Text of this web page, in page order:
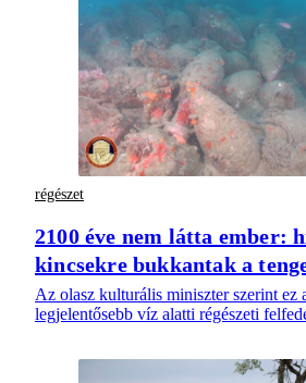
régészet
2100 éve nem látta ember:
kincsekre bukkantak a
Az olasz kulturális miniszter szerint ez
legjelentősebb víz alatti régészeti